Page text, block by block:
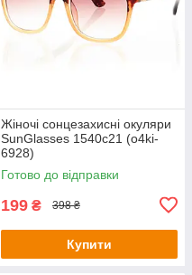
Жіночі сонцезахисні окуляри
SunGlasses 1540c21 (o4ki-
6928)
Готово до відправки
199 ₴ 398 ₴
Купити